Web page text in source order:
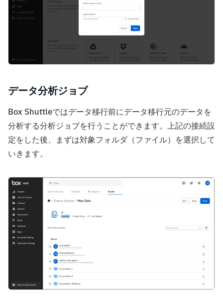
データ分析ジョブ
Box Shuttleではデータ移行前にデータ移行元のデータを
分析する分析ジョブを行うことができます。上記の接続設
定をした後、まずは対象フォルダ（ファイル）を選択して
いきます。